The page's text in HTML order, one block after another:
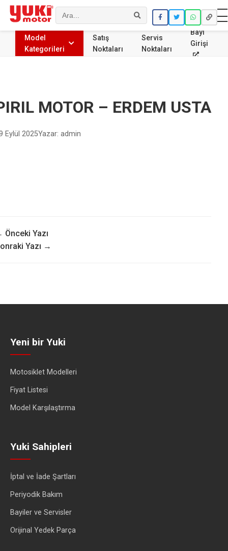
Ara
Model
Kategorileri
Satış
Noktaları
Servis
Noktaları
Bayi
Girişi
MOTOR – ERDEM USTA
Eylül 2025Yazar: admin
Önceki Yazı
Yazı →
Yeni bir Yuki
Motosiklet Modelleri
Fiyat Listesi
Model Karşılaştırma
Yuki Sahipleri
İptal ve İade Şartları
Periyodik Bakım
Bayiler ve Servisler
Orijinal Yedek Parça